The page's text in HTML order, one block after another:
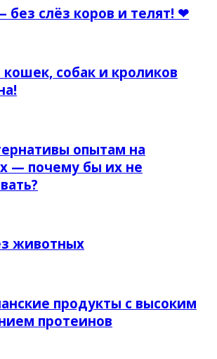
без слёз коров и телят! ❤
собак и кроликов
опытам на
— почему бы их не
животных
продукты с высоким
протеинов